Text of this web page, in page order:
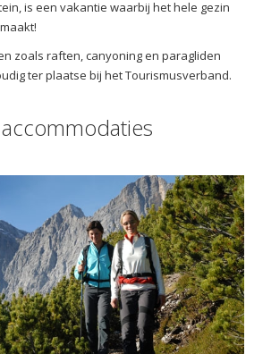
is een vakantie waarbij het hele gezin
zoals raften, canyoning en paragliden
ter plaatse bij het Tourismusverband.